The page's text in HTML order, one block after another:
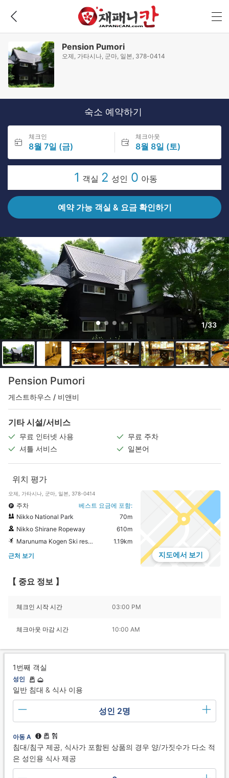
Pension Pumori
오제, 가타시나, 군마, 일본, 378-0414
숙소 예약하기
체크인
8월 7일 (금)
체크아웃
8월 8일 (토)
1 객실 2 성인 0 아동
예약 가능 객실 & 요금 확인하기
1/33
Pension Pumori
게스트하우스 / 비앤비
기타 시설/서비스
무료 인터넷 사용
무료 주차
셔틀 서비스
일본어
위치 평가
오제, 가타시나, 군마, 일본, 378-0414
주차
베스트 요금에 포함:
Nikko National Park
70m
Nikko Shirane Ropeway
610m
Marunuma Kogen Ski resort
1.19km
근처 보기
지도에서 보기
【 중요 정보 】
체크인 시작 시간 03:00 PM
체크아웃 마감 시간 10:00 AM
1번째 객실
성인
일반 침대 & 식사 이용
성인 2명
아동 A
침대/침구 제공, 식사가 포함된 상품의 경우 양/가짓수가 다소 적
은 성인용 식사 제공